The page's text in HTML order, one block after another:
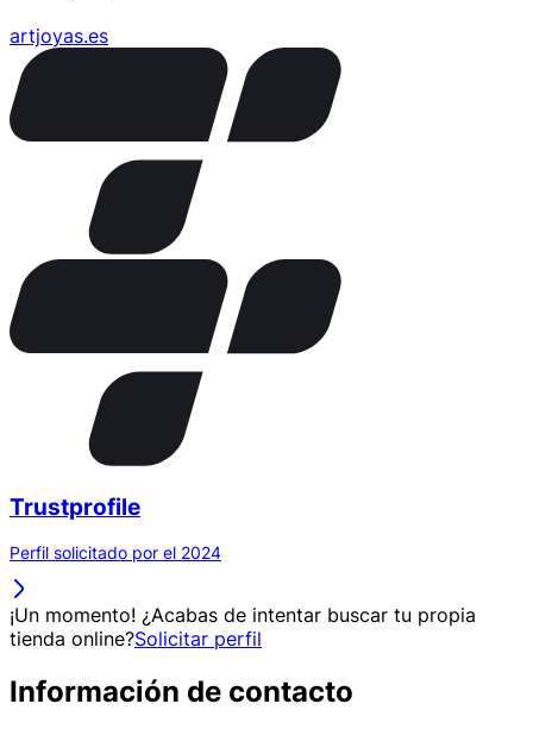
artjoyas.es
Trustprofile
Perfil solicitado por el 2024
¡Un momento! ¿Acabas de intentar buscar tu propia
tienda online?Solicitar perfil
Información de contacto